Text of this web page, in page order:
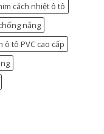
cách nhiệt ô tô
nắng
ô tô PVC cao cấp